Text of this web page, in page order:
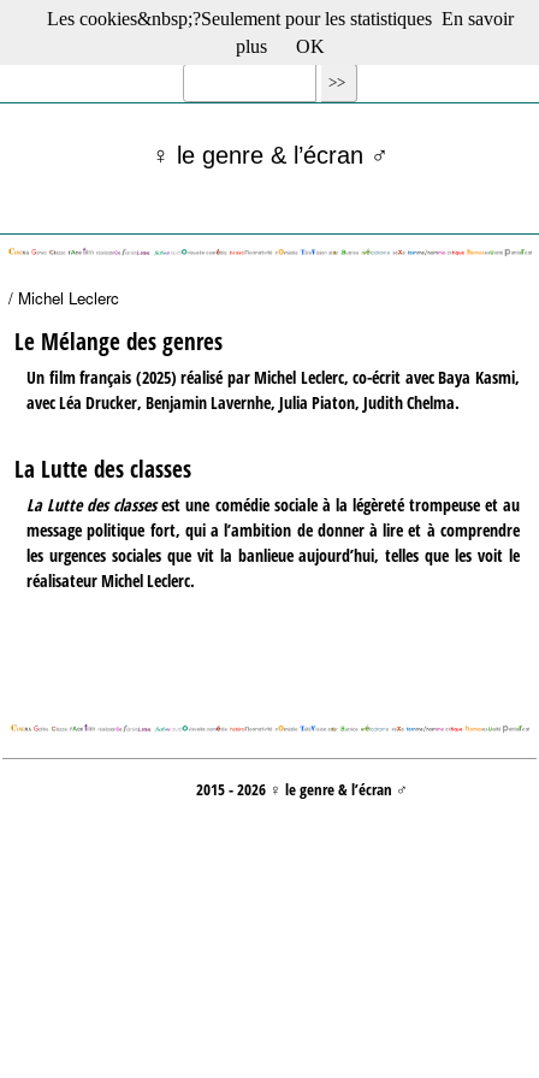
☰ Menu
Films récents
Films -TV/plates-formes
Archives
S’abonner à la Lettre !
♀ le genre & l’écran ♂
/ Michel Leclerc
Le Mélange des genres
Un film français (2025) réalisé par Michel Leclerc, co-écrit avec Baya Kasmi,
avec Léa Drucker, Benjamin Lavernhe, Julia Piaton, Judith Chelma.
La Lutte des classes
La Lutte des classesest une comédie sociale à la légèreté trompeuse et au
message politique fort, qui a l’ambition de donner à lire et à comprendre
les urgences sociales que vit la banlieue aujourd’hui, telles que les voit le
réalisateur Michel Leclerc.
2015 - 2026 ♀ le genre & l’écran ♂
Les cookies&nbsp;?Seulement pour les statistiques En savoir
plus
OK